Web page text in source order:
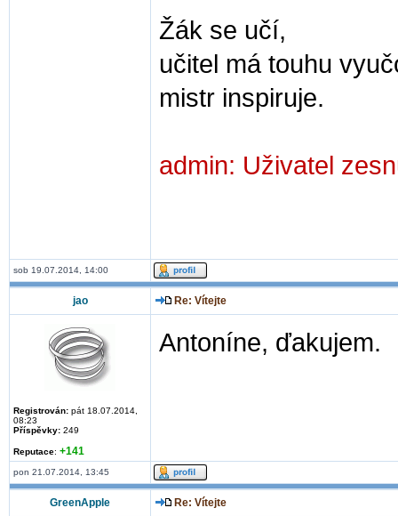
Žák se učí,
učitel má touhu
mistr inspiruje.
admin: Uživatel
sob 19.07.2014, 14:00
jao Re: Vítejte
Registrován: pát 18.07.2014,
08:23
Příspěvky: 249
Reputace: +141
Antoníne, ďakujem.
pon 21.07.2014, 13:45
GreenApple Re: Vítejte